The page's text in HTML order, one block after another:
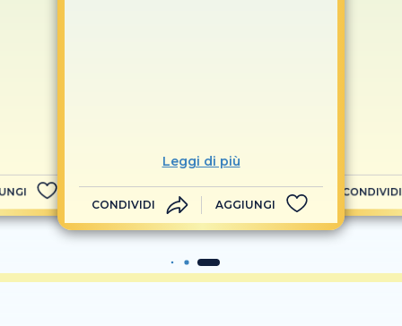
Leggi di più
CONDIVIDI AGGIUNGI
CONDIVIDI